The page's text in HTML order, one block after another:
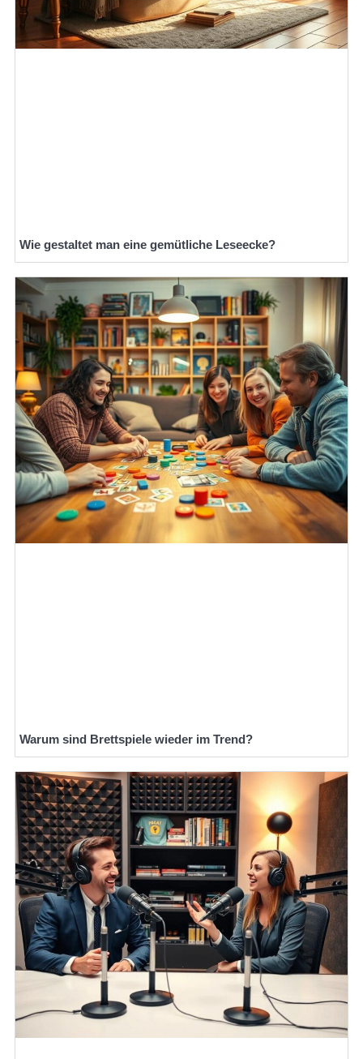
Wie gestaltet man eine gemütliche Leseecke?
Warum sind Brettspiele wieder im Trend?